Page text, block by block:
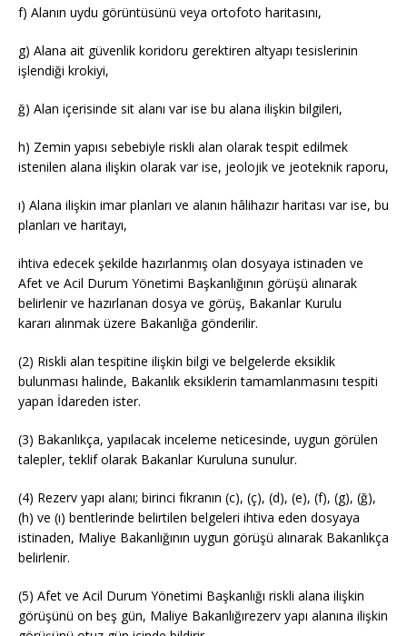
f) Alanın uydu görüntüsünü veya ortofoto haritasını,
g) Alana ait güvenlik koridoru gerektiren altyapı tesislerinin
işlendiği krokiyi,
ğ) Alan içerisinde sit alanı var ise bu alana ilişkin bilgileri,
h) Zemin yapısı sebebiyle riskli alan olarak tespit edilmek
istenilen alana ilişkin olarak var ise, jeolojik ve jeoteknik raporu,
ı) Alana ilişkin imar planları ve alanın hâlihazır haritası var ise, bu
planları ve haritayı,
ihtiva edecek şekilde hazırlanmış olan dosyaya istinaden ve
Afet ve Acil Durum Yönetimi Başkanlığının görüşü alınarak
belirlenir ve hazırlanan dosya ve görüş, Bakanlar Kurulu
kararı alınmak üzere Bakanlığa gönderilir.
(2) Riskli alan tespitine ilişkin bilgi ve belgelerde eksiklik
bulunması halinde, Bakanlık eksiklerin tamamlanmasını tespiti
yapan İdareden ister.
(3) Bakanlıkça, yapılacak inceleme neticesinde, uygun görülen
talepler, teklif olarak Bakanlar Kuruluna sunulur.
(4) Rezerv yapı alanı; birinci fıkranın (c), (ç), (d), (e), (f), (g), (ğ),
(h) ve (ı) bentlerinde belirtilen belgeleri ihtiva eden dosyaya
istinaden, Maliye Bakanlığının uygun görüşü alınarak Bakanlıkça
belirlenir.
(5) Afet ve Acil Durum Yönetimi Başkanlığı riskli alana ilişkin
görüşünü on beş gün, Maliye Bakanlığırezerv yapı alanına ilişkin